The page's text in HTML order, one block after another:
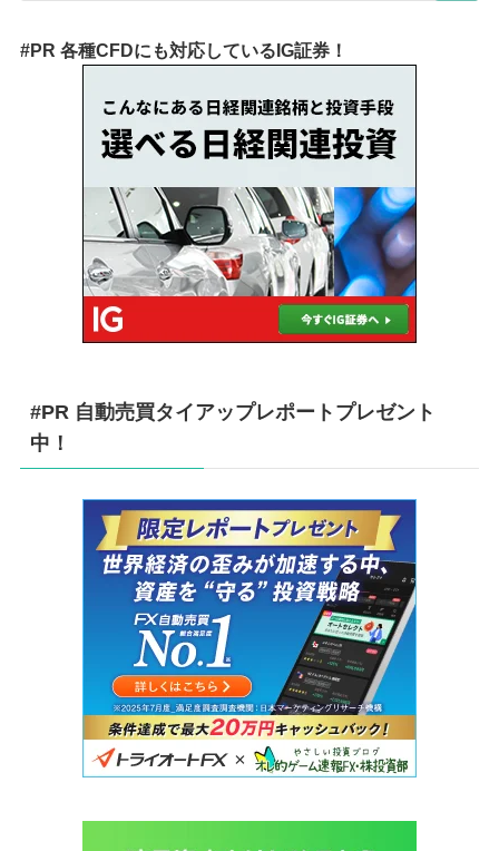
#PR 各種CFDにも対応しているIG証券！
#PR 自動売買タイアップレポートプレゼント
中！